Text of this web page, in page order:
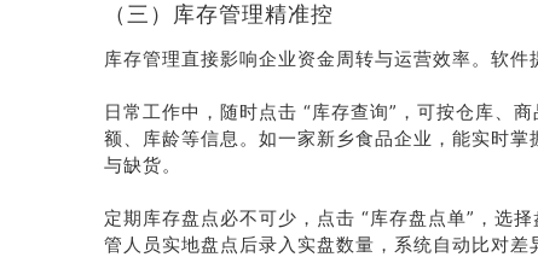
（三）库存管理精准控
库存管理直接影响企业资金周转与运营效率。软件
日常工作中，随时点击 “库存查询”，可按仓库、
额、库龄等信息。如一家新乡食品企业，能实时
与缺货。
定期库存盘点必不可少，点击 “库存盘点单”，选
管人员实地盘点后录入实盘数量，系统自动比对